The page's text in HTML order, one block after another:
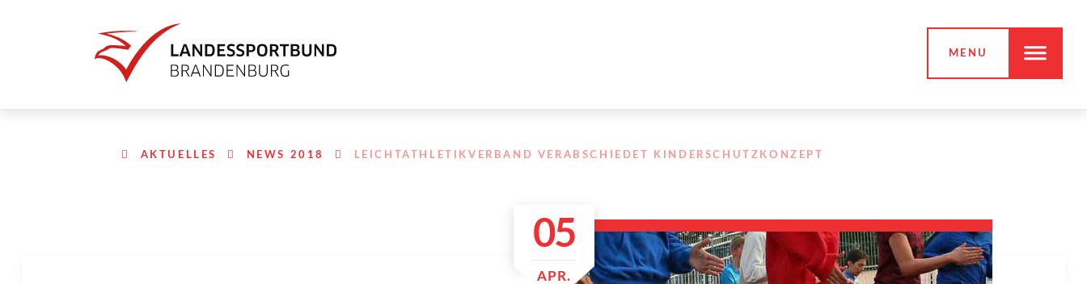
MENU
AKTUELLES NEWS 2018 LEICHTATHLETIKVERBAND VERABSCHIEDET KINDERSCHUTZKONZEPT
05
APR.